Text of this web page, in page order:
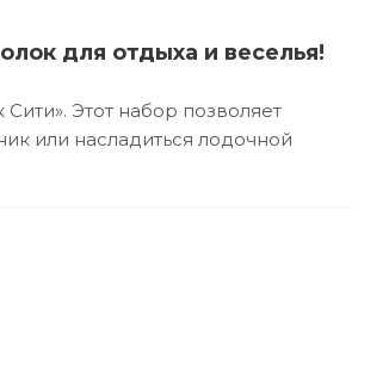
для отдыха и веселья!
Этот набор позволяет
или насладиться лодочной